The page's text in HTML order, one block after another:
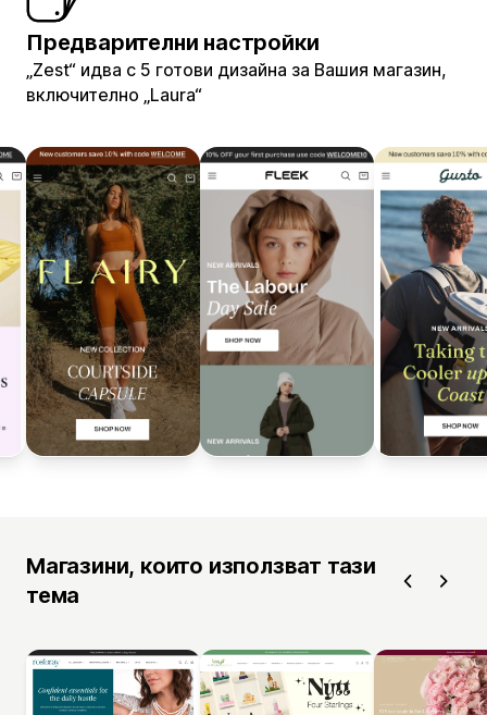
Предварителни настройки
„Zest“ идва с 5 готови дизайна за Вашия магазин,
включително „Laura“
Магазини, които използват тази
тема